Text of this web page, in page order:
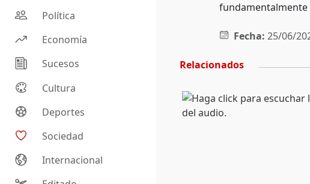
Política
Economía
Sucesos
Cultura
Deportes
Sociedad
Internacional
fundamentalmente
Fecha: 25/06/
Relacionados